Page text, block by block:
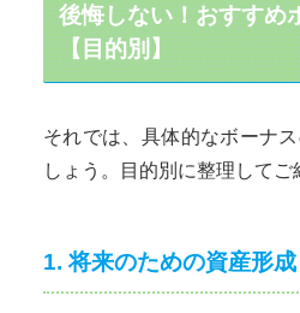
後悔しない！おすすめ
【目的別】
それでは、具体的なボーナ
しょう。目的別に整理してご
1. 将来のための資産形